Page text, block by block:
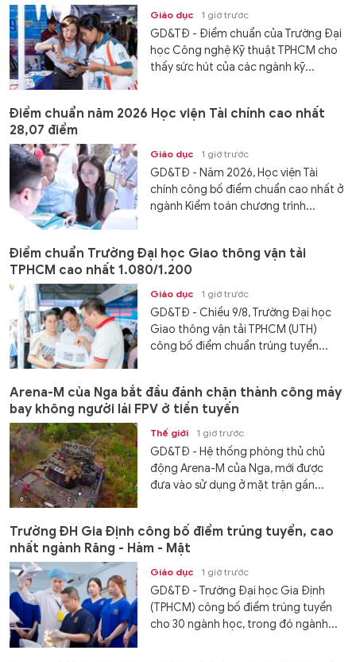
Giáo dục 1 giờ trước
GD&TĐ - Điểm chuẩn của Trường Đại
học Công nghệ Kỹ thuật TPHCM cho
thấy sức hút của các ngành kỹ...
Điểm chuẩn năm 2026 Học viện Tài chính cao nhất
28,07 điểm
Giáo dục 1 giờ trước
GD&TĐ - Năm 2026, Học viện Tài
chính công bố điểm chuẩn cao nhất ở
ngành Kiểm toán chương trình...
Điểm chuẩn Trường Đại học Giao thông vận tải
TPHCM cao nhất 1.080/1.200
Giáo dục 1 giờ trước
GD&TĐ - Chiều 9/8, Trường Đại học
Giao thông vận tải TPHCM (UTH)
công bố điểm chuẩn trúng tuyển...
Arena-M của Nga bắt đầu đánh chặn thành công máy
bay không người lái FPV ở tiền tuyến
Thế giới 1 giờ trước
GD&TĐ - Hệ thống phòng thủ chủ
động Arena-M của Nga, mới được
đưa vào sử dụng ở mặt trận gần...
Trường ĐH Gia Định công bố điểm trúng tuyển, cao
nhất ngành Răng - Hàm - Mặt
Giáo dục 1 giờ trước
GD&TĐ - Trường Đại học Gia Định
(TPHCM) công bố điểm trúng tuyển
cho 30 ngành học, trong đó ngành...